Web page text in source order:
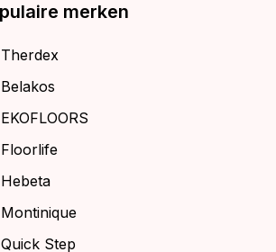
merken
Therdex
Belakos
EKOFLOORS
Floorlife
Hebeta
Montinique
Quick Step